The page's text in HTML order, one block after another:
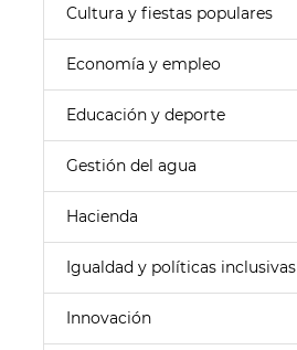
Cultura y fiestas populares
Economía y empleo
Educación y deporte
Gestión del agua
Hacienda
Igualdad y políticas inclusivas
Innovación